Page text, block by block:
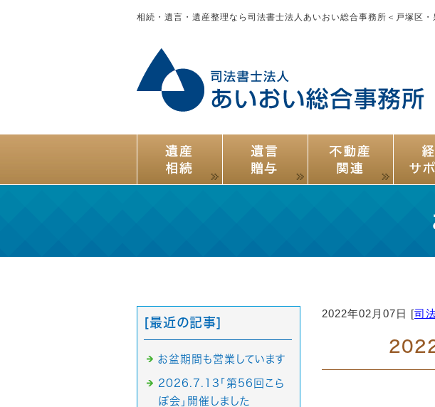
相続・遺言・遺産整理なら司法書士法人あいおい総合事務所＜戸塚区・
2022年02月07日 [司
[最近の記事]
お盆期間も営業しています
2026.7.13「第56回こら
ぼ会」開催しました